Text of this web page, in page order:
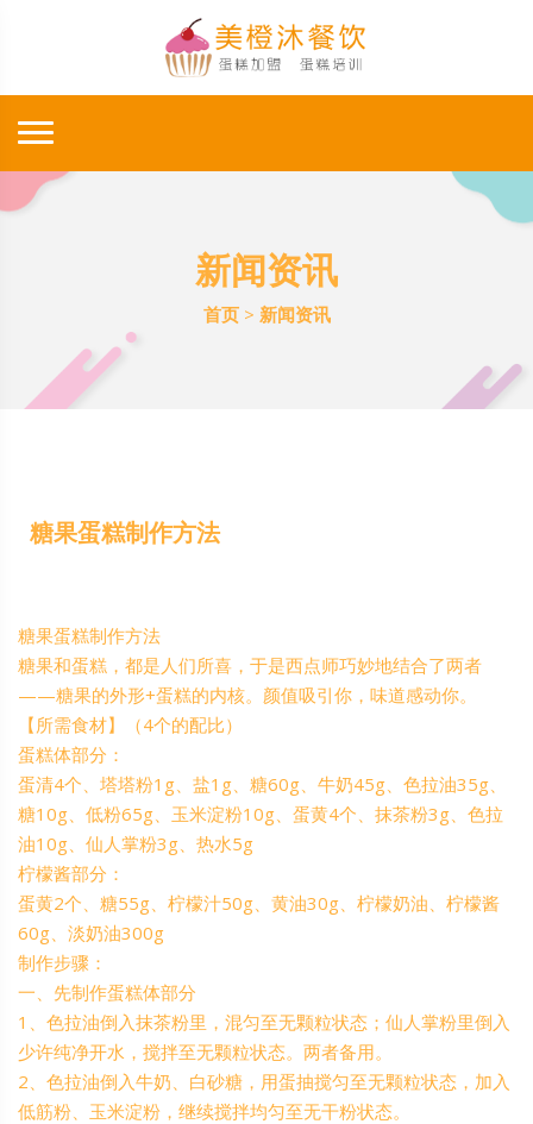
新闻资讯
首页> 新闻资讯
糖果蛋糕制作方法
糖果蛋糕制作方法
糖果和蛋糕，都是人们所喜，于是西点师巧妙地结合了两者
——糖果的外形+蛋糕的内核。颜值吸引你，味道感动你。
【所需食材】（4个的配比）
蛋糕体部分：
蛋清4个、塔塔粉1g、盐1g、糖60g、牛奶45g、色拉油35g、
糖10g、低粉65g、玉米淀粉10g、蛋黄4个、抹茶粉3g、色拉
油10g、仙人掌粉3g、热水5g
柠檬酱部分：
蛋黄2个、糖55g、柠檬汁50g、黄油30g、柠檬奶油、柠檬酱
60g、淡奶油300g
制作步骤：
一、先制作蛋糕体部分
1、色拉油倒入抹茶粉里，混匀至无颗粒状态；仙人掌粉里倒入
少许纯净开水，搅拌至无颗粒状态。两者备用。
2、色拉油倒入牛奶、白砂糖，用蛋抽搅匀至无颗粒状态，加入
低筋粉、玉米淀粉，继续搅拌均匀至无干粉状态。